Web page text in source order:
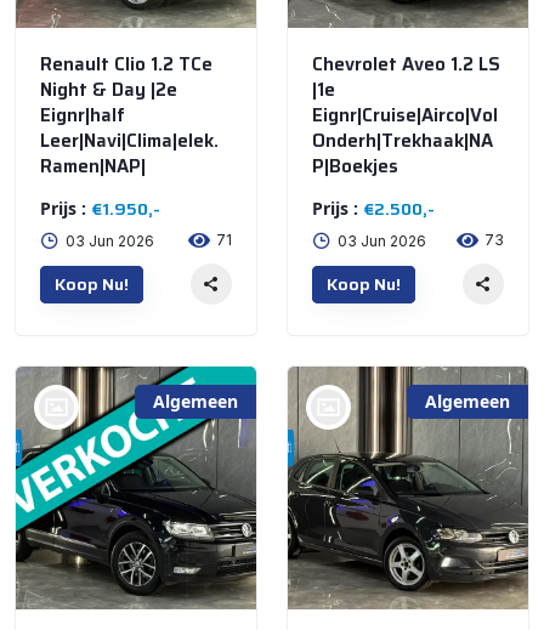
Renault Clio 1.2 TCe
Night & Day |2e
Eignr|half
Leer|Navi|Clima|elek.
Ramen|NAP|
Prijs : €1.950,-
03 Jun 2026 71
Koop Nu!
Chevrolet Aveo 1.2 LS
|1e
Eignr|Cruise|Airco|Vol
Onderh|Trekhaak|NA
P|Boekjes
Prijs : €2.500,-
03 Jun 2026 73
Koop Nu!
Algemeen
bij @De Waai Auto's
Algemeen
bij @De Waai Auto's